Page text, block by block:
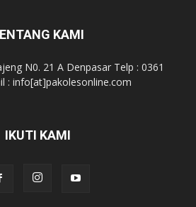
KAMI
N0. 21 A Denpasar Telp : 0361
: info[at]pakolesonline.com
IKUTI KAMI